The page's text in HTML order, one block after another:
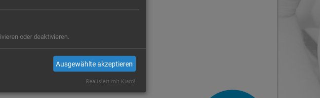
oder deaktivieren.
Ausgewählte akzeptieren
Realisiert mit Klaro!